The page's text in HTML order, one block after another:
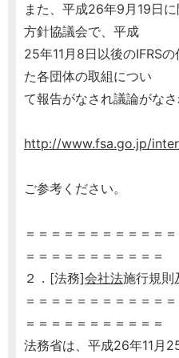
また、平成26年9月19日
方針協議会で、平成
25年11月8日以後のIFRS
た各団体の取組につい
て報告がなされ議論がなさ
http://www.fsa.go.jp/
ご参考ください。
＝＝＝＝＝＝＝＝＝＝＝
＝＝＝＝＝＝＝＝＝＝＝
２．[法務]会社法施行規則
＝＝＝＝＝＝＝＝＝＝＝
＝＝＝＝＝＝＝＝＝＝＝
法務省は、平成26年11月25